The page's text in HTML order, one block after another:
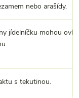
nebo arašídy.
jídelníčku mohou
s tekutinou.